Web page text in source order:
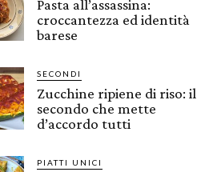
Pasta all’assassina:
croccantezza ed identità
barese
SECONDI
Zucchine ripiene di riso: il
secondo che mette
d’accordo tutti
PIATTI UNICI